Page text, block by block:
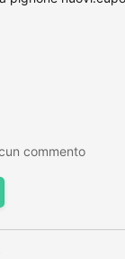
commento